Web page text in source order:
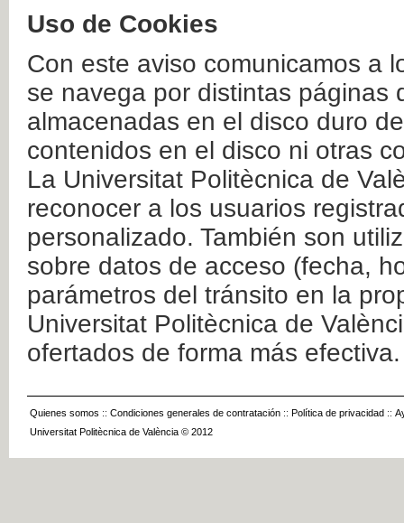
Uso de Cookies
Con este aviso comunicamos a
se navega por distintas páginas
almacenadas en el disco duro
contenidos en el disco ni otras
La Universitat Politècnica de
reconocer a los usuarios
personalizado. También son
sobre datos de acceso (fecha,
parámetros del tránsito en la
Universitat Politècnica de
ofertados de forma más efectiva.
Quienes somos :: Condiciones generales de contratación :: Política de privacidad ::
Universitat Politècnica de València © 2012